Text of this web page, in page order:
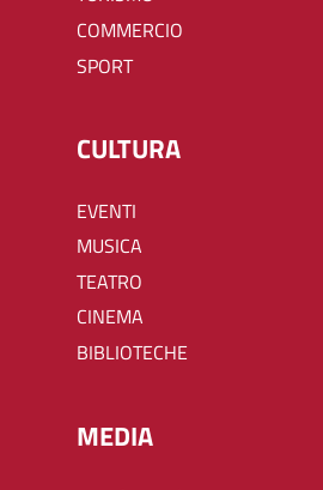
COMMERCIO
SPORT
CULTURA
EVENTI
MUSICA
TEATRO
CINEMA
BIBLIOTECHE
MEDIA